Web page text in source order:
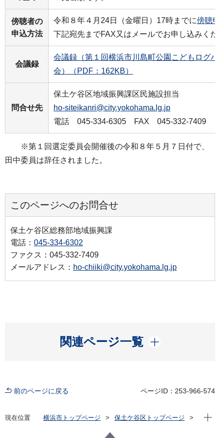
傍聴者の
申込方法
令和８年４月24日（金曜日）17時までに傍聴
下記宛先までFAX又はメールでお申し込みく
会議録
会議録（第１回横浜市川島町公園こどもログ
会）（PDF：162KB）
問合せ先
保土ケ谷区地域振興課区民施設担当
ho-siteikanri@city.yokohama.lg.jp
電話 045-334-6305 FAX 045-332-7409
※第１回選定委員会開催後の令和８年５月７日付で、
田中委員は辞任されました。
このページへのお問合せ
保土ケ谷区総務部地域振興課
電話： 045-334-6302
ファクス：045-332-7409
メールアドレス： ho-chiiki@city.yokohama.lg.jp
関連ページ一覧
開く
前のページに戻る ページID：253-966-574
現在位置 横浜市トップページ
保土ケ谷区トップページ
現在